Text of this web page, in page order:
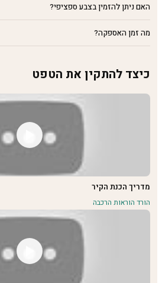
האם ניתן להזמין בצבע ספציפי?
מה זמן האספקה?
כיצד להתקין את הטפט
מדריך הכנת הקיר
הורד הוראות הרכבה